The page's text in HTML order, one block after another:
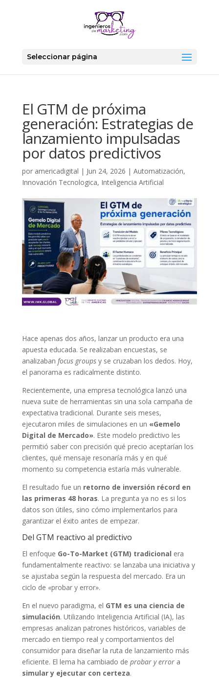
Seleccionar página
El GTM de próxima
generación: Estrategias de
lanzamiento impulsadas
por datos predictivos
por americadigital | Jun 24, 2026 | Automatización,
Innovación Tecnologica, Inteligencia Artificial
Hace apenas dos años, lanzar un producto era una
apuesta educada. Se realizaban encuestas, se
analizaban focus groupsy se cruzaban los dedos. Hoy,
el panorama es radicalmente distinto.
Recientemente, una empresa tecnológica lanzó una
nueva suite de herramientas sin una sola campaña de
expectativa tradicional. Durante seis meses,
ejecutaron miles de simulaciones en un «Gemelo
Digital de Mercado». Este modelo predictivo les
permitió saber con precisión qué precio aceptarían los
clientes, qué mensaje resonaría más y en qué
momento su competencia estaría más vulnerable.
El resultado fue un retorno de inversión récord en
las primeras 48 horas. La pregunta ya no es si los
datos son útiles, sino cómo implementarlos para
garantizar el éxito antes de empezar.
Del GTM reactivo al predictivo
El enfoque Go-To-Market (GTM) tradicional era
fundamentalmente reactivo: se lanzaba una iniciativa y
se ajustaba según la respuesta del mercado. Era un
ciclo de «probar y error».
En el nuevo paradigma, el GTM es una ciencia de
simulación. Utilizando Inteligencia Artificial (IA), las
empresas analizan patrones históricos, variables de
mercado en tiempo real y comportamientos del
consumidor para diseñar la ruta de lanzamiento más
eficiente. El lema ha cambiado de probar y errora
simular y ejecutar con certeza.